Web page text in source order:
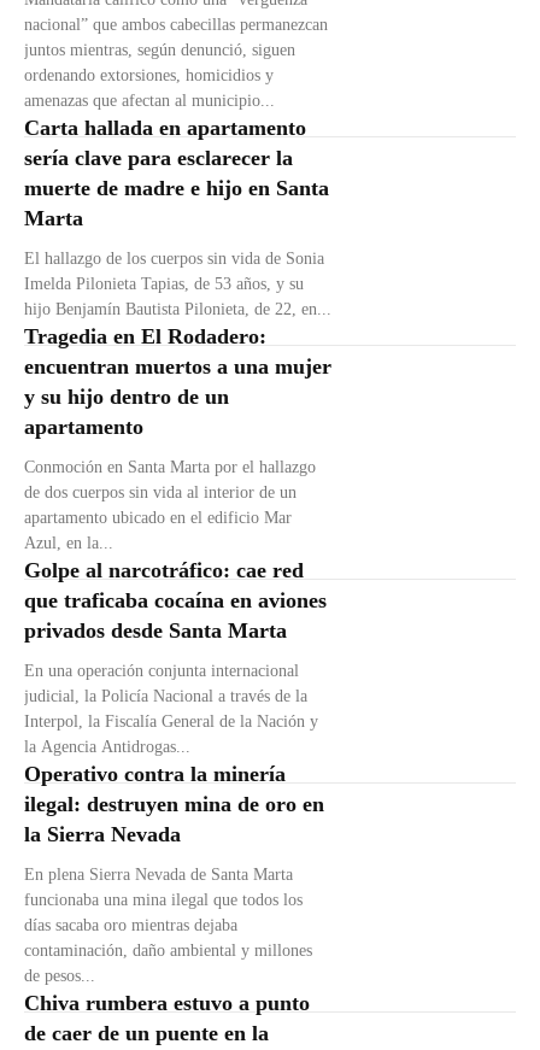
nacional” que ambos cabecillas permanezcan
juntos mientras, según denunció, siguen
ordenando extorsiones, homicidios y
amenazas que afectan al municipio...
Carta hallada en apartamento
sería clave para esclarecer la
muerte de madre e hijo en Santa
Marta
El hallazgo de los cuerpos sin vida de Sonia
Imelda Pilonieta Tapias, de 53 años, y su
hijo Benjamín Bautista Pilonieta, de 22, en...
Tragedia en El Rodadero:
encuentran muertos a una mujer
y su hijo dentro de un
apartamento
Conmoción en Santa Marta por el hallazgo
de dos cuerpos sin vida al interior de un
apartamento ubicado en el edificio Mar
Azul, en la...
Golpe al narcotráfico: cae red
que traficaba cocaína en aviones
privados desde Santa Marta
En una operación conjunta internacional
judicial, la Policía Nacional a través de la
Interpol, la Fiscalía General de la Nación y
la Agencia Antidrogas...
Operativo contra la minería
ilegal: destruyen mina de oro en
la Sierra Nevada
En plena Sierra Nevada de Santa Marta
funcionaba una mina ilegal que todos los
días sacaba oro mientras dejaba
contaminación, daño ambiental y millones
de pesos...
Chiva rumbera estuvo a punto
de caer de un puente en la